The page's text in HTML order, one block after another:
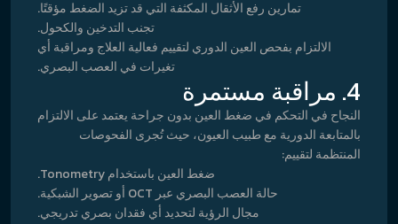
تمارين رفع الأثقال المكثفة التي قد تزيد الضغط مؤقتًا.
تجنب التدخين والكحول.
الالتزام بفحص العين الدوري لتقييم فعالية العلاج ومراقبة أي
تغيرات في العصب البصري.
4. مراقبة مستمرة
النجاح في التحكم في ضغط العين بدون جراحة يعتمد على الالتزام
بالمتابعة الدورية مع طبيب العيون، حيث تُجرى الفحوصات
المنتظمة لتقييم:
ضغط العين باستخدام Tonometry.
حالة العصب البصري عبر OCT أو تصوير الشبكية.
مجال الرؤية لتحديد أي فقدان بصري تدريجي.